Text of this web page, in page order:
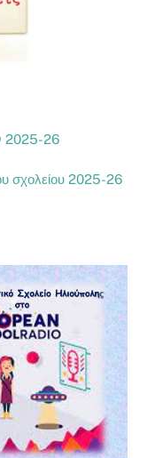
2025-26
σχολείου 2025-26